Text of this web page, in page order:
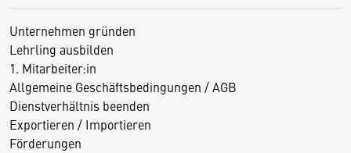
Unternehmen gründen
Lehrling ausbilden
1. Mitarbeiter:in
Allgemeine Geschäftsbedingungen / AGB
Dienstverhältnis beenden
Exportieren / Importieren
Förderungen